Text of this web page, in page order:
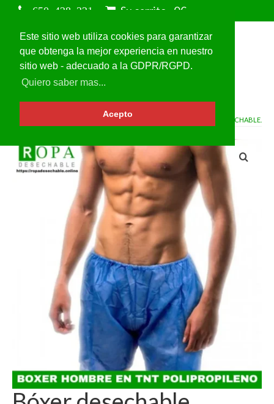
Este sitio web utiliza cookies para garantizar
que obtenga la mejor experiencia en nuestro
sitio web - adecuado a la GDPR/RGPD.
Quiero saber mas...
Acepto
Su carrito 0€
ROPA INTERIOR DESECHABLE.